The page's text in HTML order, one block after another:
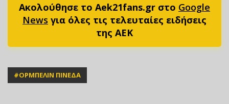
Ακολούθησε το Aek21fans.gr στο Google
News για όλες τις τελευταίες ειδήσεις
της ΑΕΚ
#ΟΡΜΠΕΛΙΝ ΠΙΝΕΔΑ